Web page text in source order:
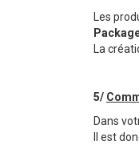
Les
La
5/
Dans
Il est